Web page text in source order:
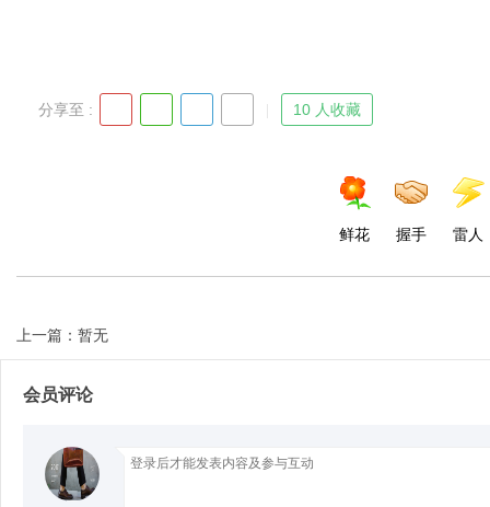
分享至 : 10 人收藏
鲜花 握手 雷人
上一篇：暂无
会员评论